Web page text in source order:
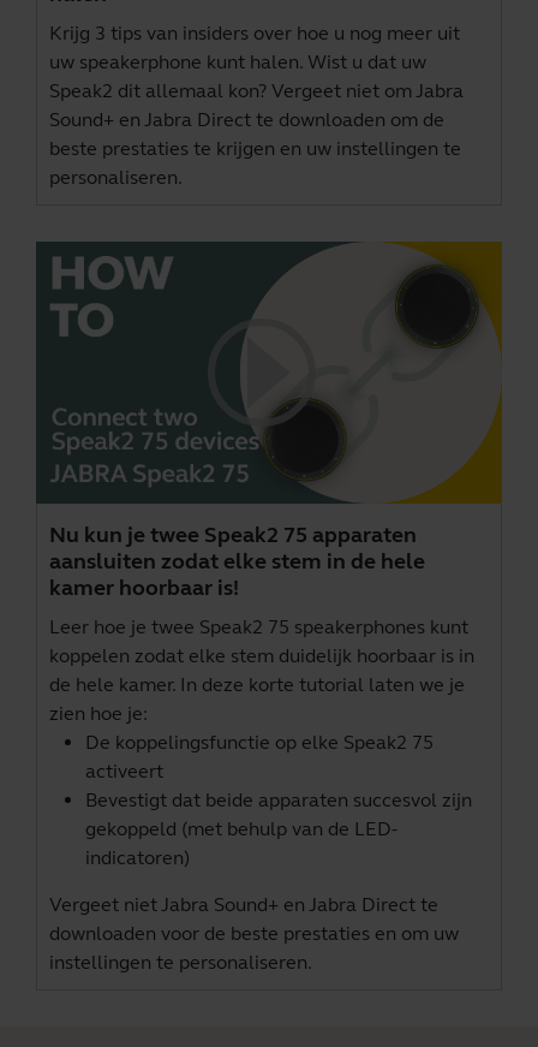
Krijg 3 tips van insiders over hoe u nog meer uit
uw speakerphone kunt halen. Wist u dat uw
Speak2 dit allemaal kon? Vergeet niet om Jabra
Sound+ en Jabra Direct te downloaden om de
beste prestaties te krijgen en uw instellingen te
personaliseren.
Nu kun je twee Speak2 75 apparaten
aansluiten zodat elke stem in de hele
kamer hoorbaar is!
Leer hoe je twee Speak2 75 speakerphones kunt
koppelen zodat elke stem duidelijk hoorbaar is in
de hele kamer. In deze korte tutorial laten we je
zien hoe je:
De koppelingsfunctie op elke Speak2 75
activeert
Bevestigt dat beide apparaten succesvol zijn
gekoppeld (met behulp van de LED-
indicatoren)
Vergeet nietJabra Sound+ en Jabra Direct te
downloaden voor de beste prestaties en om uw
instellingen te personaliseren.